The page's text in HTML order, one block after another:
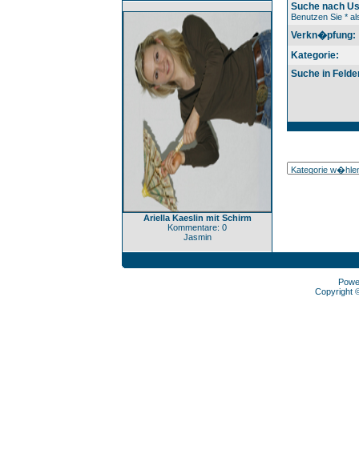
Ariella Kaeslin mit Schirm
Kommentare: 0
Jasmin
Suche nach
Benutzen Sie *
Verkn�pfung:
Kategorie:
Suche in
Copyright